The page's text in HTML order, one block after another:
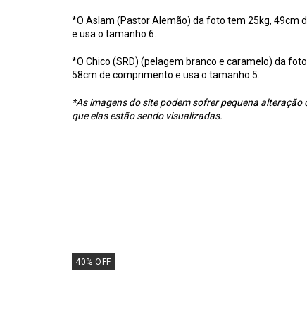
*O Aslam (Pastor Alemão) da foto tem 25kg, 49cm
e usa o tamanho 6.
*O Chico (SRD) (pelagem branco e caramelo) da
58cm de comprimento e usa o tamanho 5.
*As imagens do site podem sofrer pequena
que elas estão sendo visualizadas.
40% OFF